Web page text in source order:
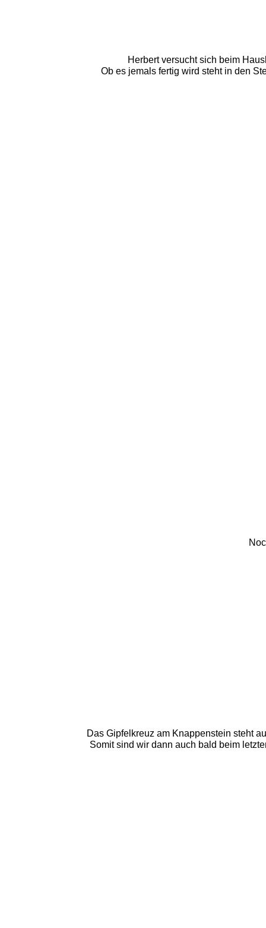
Herbert versucht sich beim
Ob es jemals fertig wird steht in den
Das Gipfelkreuz am Knappenstein steht
Somit sind wir dann auch bald beim